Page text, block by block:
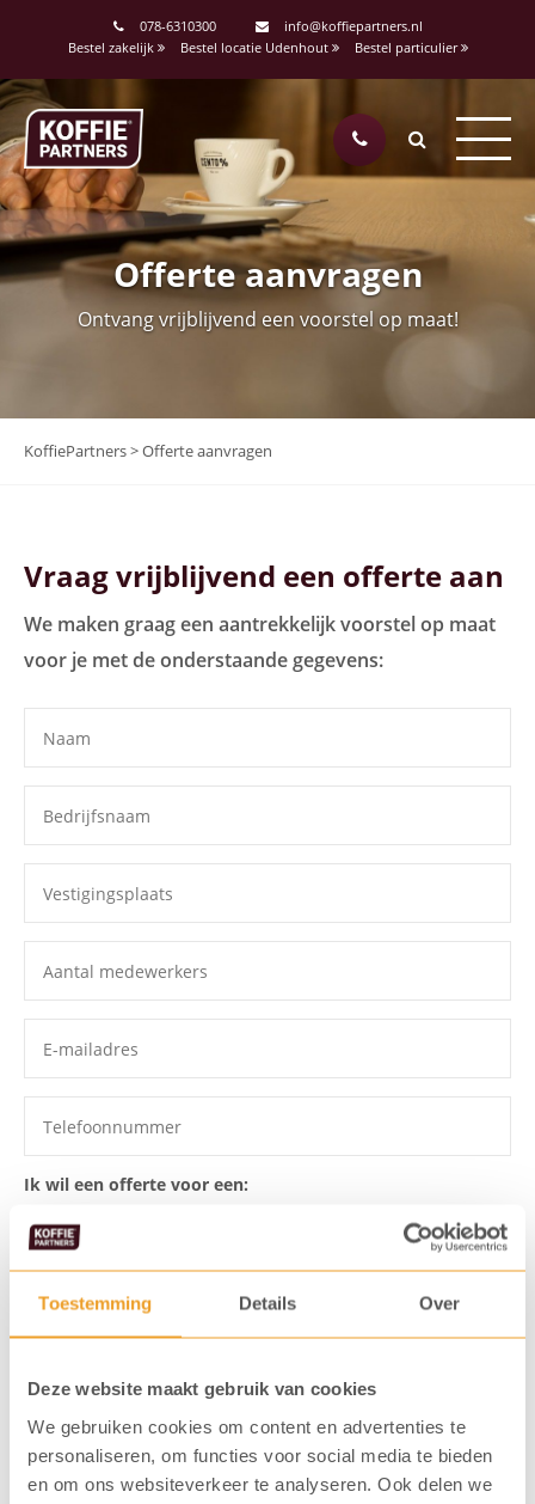
Toestemming Details Over
Deze website maakt gebruik van cookies
We gebruiken cookies om content en advertenties te
personaliseren, om functies voor social media te bieden
en om ons websiteverkeer te analyseren. Ook delen we
078-6310300
info@koffiepartners.nl
Bestel zakelijk
Bestel locatie Udenhout Bestel particulier
Offerte aanvragen
Ontvang vrijblijvend een voorstel op maat!
KoffiePartners>Offerte aanvragen
Vraag vrijblijvend een offerte aan
We maken graag een aantrekkelijk voorstel op maat
voor je met de onderstaande gegevens:
Ik wil een offerte voor een:
Ik ga akkoord dat mijn gegevensopgeslagen worden
Ik meld me aan voor de KoffiePartners nieuwsbrief
Verstuur formulier